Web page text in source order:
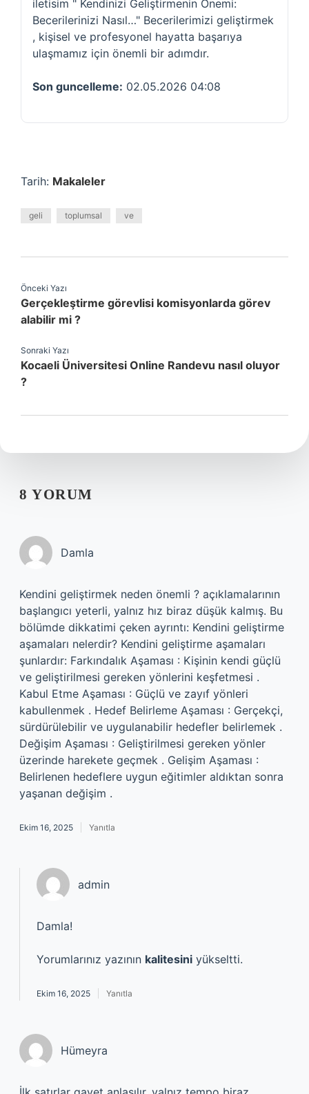
iletisim " Kendinizi Geliştirmenin Önemi:
Becerilerinizi Nasıl…" Becerilerimizi geliştirmek
, kişisel ve profesyonel hayatta başarıya
ulaşmamız için önemli bir adımdır.
Son guncelleme: 02.05.2026 04:08
Tarih: Makaleler
geli toplumsal ve
Önceki Yazı
Gerçekleştirme görevlisi komisyonlarda görev
alabilir mi ?
Sonraki Yazı
Kocaeli Üniversitesi Online Randevu nasıl oluyor
?
8 YORUM
Damla
Kendini geliştirmek neden önemli ? açıklamalarının
başlangıcı yeterli, yalnız hız biraz düşük kalmış. Bu
bölümde dikkatimi çeken ayrıntı: Kendini geliştirme
aşamaları nelerdir? Kendini geliştirme aşamaları
şunlardır: Farkındalık Aşaması : Kişinin kendi güçlü
ve geliştirilmesi gereken yönlerini keşfetmesi .
Kabul Etme Aşaması : Güçlü ve zayıf yönleri
kabullenmek . Hedef Belirleme Aşaması : Gerçekçi,
sürdürülebilir ve uygulanabilir hedefler belirlemek .
Değişim Aşaması : Geliştirilmesi gereken yönler
üzerinde harekete geçmek . Gelişim Aşaması :
Belirlenen hedeflere uygun eğitimler aldıktan sonra
yaşanan değişim .
Ekim 16, 2025 Yanıtla
admin
Damla!
Yorumlarınız yazının kalitesini yükseltti.
Ekim 16, 2025 Yanıtla
Hümeyra